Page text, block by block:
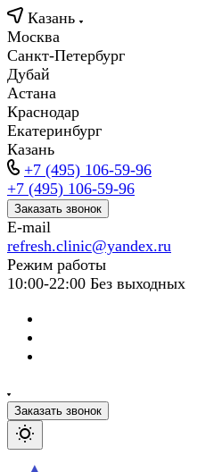
Казань
Москва
Санкт-Петербург
Дубай
Астана
Краснодар
Екатеринбург
Казань
+7 (495) 106-59-96
+7 (495) 106-59-96
Заказать звонок
E-mail
refresh.clinic@yandex.ru
Режим работы
10:00-22:00 Без выходных
Заказать звонок